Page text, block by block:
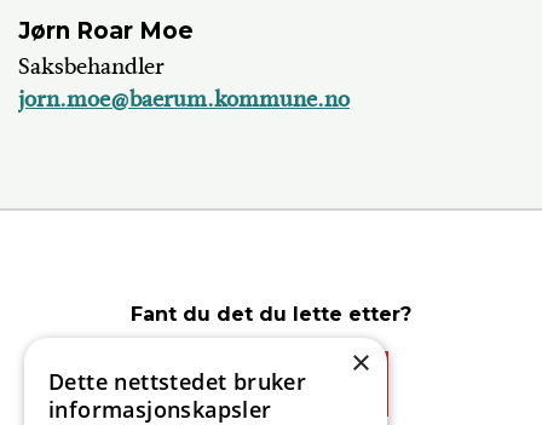
Jørn Roar Moe
Saksbehandler
jorn.moe@baerum.kommune.no
Fant du det du lette etter?
Ja
×
Dette nettstedet bruker
informasjonskapsler